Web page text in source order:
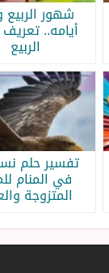
شهور الربيع
أيامه..
الربيع
تفسير حلم
في المنام
المتزوجة